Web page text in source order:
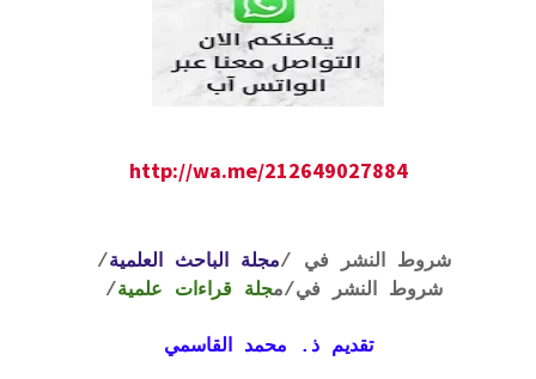
http://wa.me/212649027884
شروط النشر في /مجلة الباحث العلمية/
شروط النشر في/مجلة قراءات علمية/
تقديم ذ. محمد القاسمي